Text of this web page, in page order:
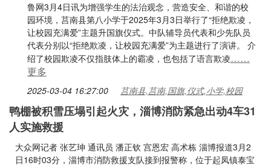
鲁网3月4日讯为增强学生的法治观念，营造安全、和谐的校
园环境，莒南县第八小学于2025年3月3日举行了“拒绝欺凌，
让校园充满爱”主题升国旗仪式。中队辅导员代表和少先队员
代表分别以“拒绝欺凌，让校园充满爱”为主题进行了演讲。 介
绍了校园欺凌不仅指肢体上的霸凌，也包括了语言欺凌……
更多
2025-03-04 16:27:00 莒南县,莒南,国旗,仪式,小学,校园
鸭棚被积雪压塌引起火灾，淄博消防紧急出动4车31
人实施救援
大众网记者 张艺珅 通讯员 潘正钦 宫恩宏 高术栋 淄博报道3月2
日16时03分，淄博市消防救援支队接到报警称，位于起凤镇泰宝